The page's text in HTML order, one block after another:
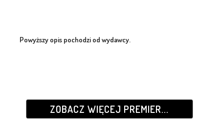
Powyższy opis pochodzi od wydawcy.
ZOBACZ WIĘCEJ PREMIER...